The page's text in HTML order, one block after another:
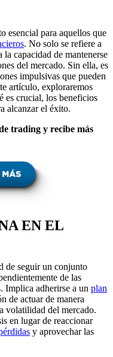
esencial para aquellos que
. No solo se refiere a
la capacidad de mantenerse
del mercado. Sin ella, es
impulsivas que pueden
artículo, exploraremos
es crucial, los beneficios
alcanzar el éxito.
trading y recibe más
EN EL
de seguir un conjunto
de las
Implica adherirse a un plan
de actuar de manera
volatilidad del mercado.
en lugar de reaccionar
y aprovechar las